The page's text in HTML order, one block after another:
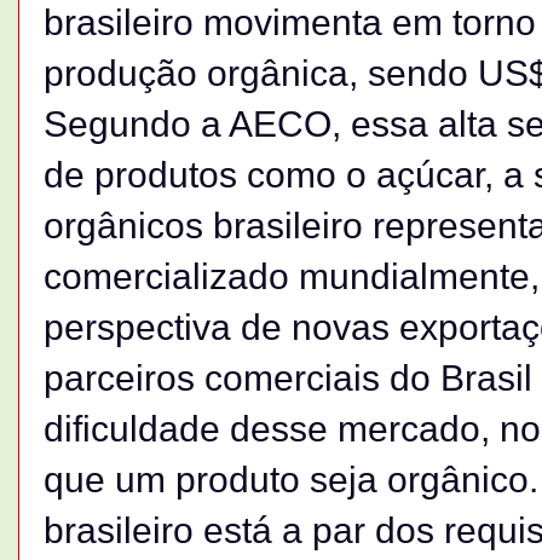
brasileiro movimenta em
produção orgânica, sendo
Segundo a AECO, essa alta
de produtos como o açúcar,
orgânicos brasileiro
comercializado
perspectiva de novas
parceiros comerciais do
dificuldade desse mercado,
que um produto seja
brasileiro está a par dos